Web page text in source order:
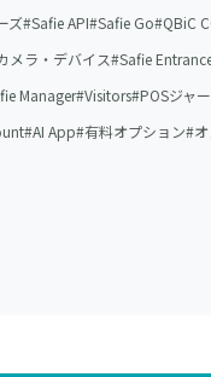
ズ Safie API Safie Go QBiC
メラ・デバイス Safie
Manager Visitors POSジャ
AI App 有料オプション